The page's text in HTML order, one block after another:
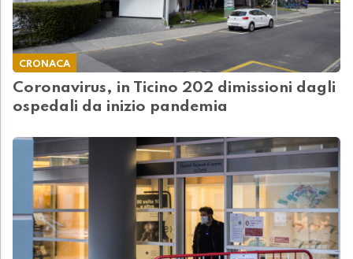
CRONACA
Coronavirus, in Ticino 202 dimissioni dagli
ospedali da inizio pandemia